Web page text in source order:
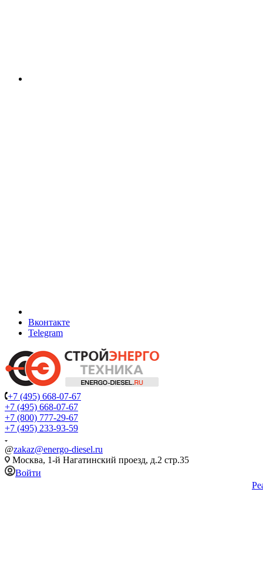
Вконтакте
Telegram
+7 (495) 668-07-67
+7 (495) 668-07-67
+7 (800) 777-29-67
+7 (495) 233-93-59
@zakaz@energo-diesel.ru
Москва, 1-й Нагатинский проезд, д.2 стр.35
Войти